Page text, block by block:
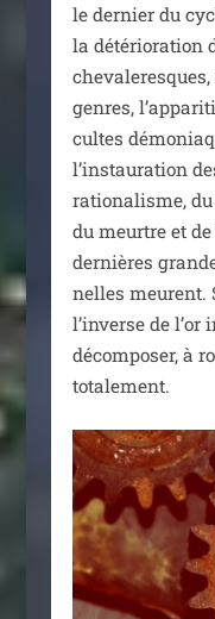
le der­nier du
la dété­rio­ra­tion
genres,
cultes
l’instauration
ratio­na­lisme,
du meurtre et
der­nières
nelles meurent.
l’inverse de
décom­po­ser, à
totalement.